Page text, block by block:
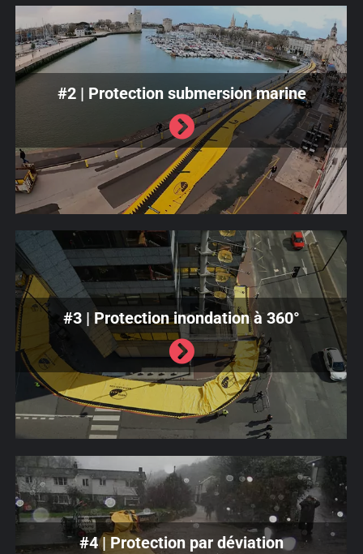
#2 | Protection submersion marine
#3 | Protection inondation à 360°
#4 | Protection par déviation